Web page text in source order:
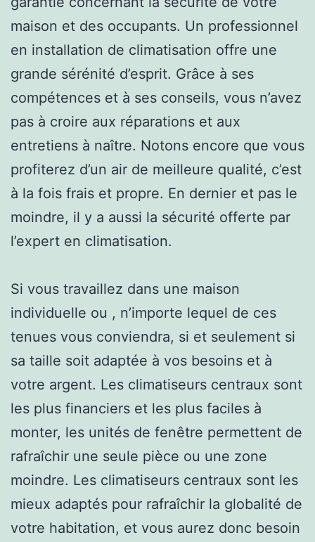
maison et des occupants. Un professionnel
en installation de climatisation offre une
grande sérénité d’esprit. Grâce à ses
compétences et à ses conseils, vous n’avez
pas à croire aux réparations et aux
entretiens à naître. Notons encore que vous
profiterez d’un air de meilleure qualité, c’est
à la fois frais et propre. En dernier et pas le
moindre, il y a aussi la sécurité offerte par
l’expert en climatisation.
Si vous travaillez dans une maison
individuelle ou , n’importe lequel de ces
tenues vous conviendra, si et seulement si
sa taille soit adaptée à vos besoins et à
votre argent. Les climatiseurs centraux sont
les plus financiers et les plus faciles à
monter, les unités de fenêtre permettent de
rafraîchir une seule pièce ou une zone
moindre. Les climatiseurs centraux sont les
mieux adaptés pour rafraîchir la globalité de
votre habitation, et vous aurez donc besoin